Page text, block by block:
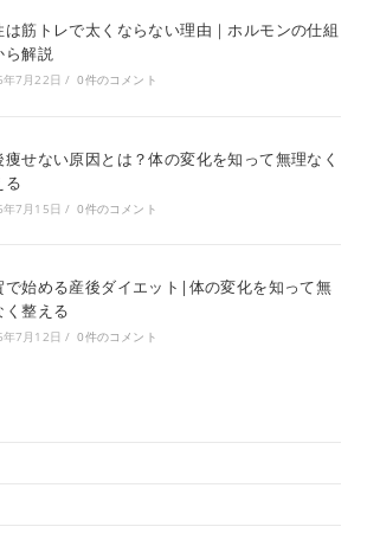
は筋トレで太くならない理由｜ホルモンの仕組
ら解説
7月22日 / 0件のコメント
痩せない原因とは？体の変化を知って無理なく
る
7月15日 / 0件のコメント
で始める産後ダイエット|体の変化を知って無
く整える
7月12日 / 0件のコメント